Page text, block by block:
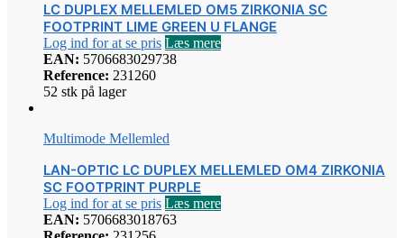
LC DUPLEX MELLEMLED OM5 ZIRKONIA SC
FOOTPRINT LIME GREEN U FLANGE
Log ind for at se pris Læs mere
EAN: 5706683029738
Reference: 231260
52 stk på lager
Multimode Mellemled
LAN-OPTIC LC DUPLEX MELLEMLED OM4 ZIRKONIA
SC FOOTPRINT PURPLE
Log ind for at se pris Læs mere
EAN: 5706683018763